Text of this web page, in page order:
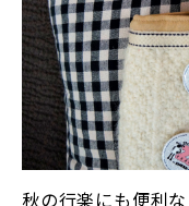
秋の行楽にも便利